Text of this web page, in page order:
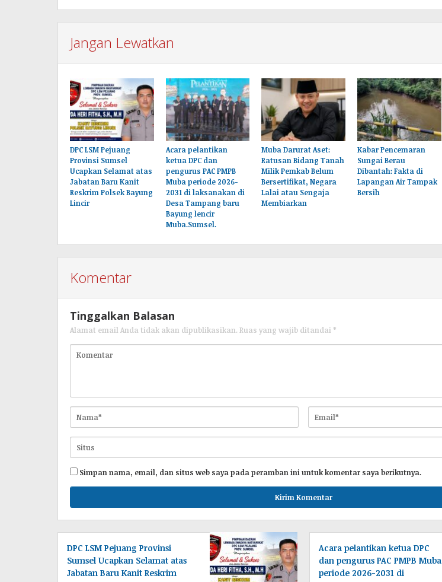
Jangan Lewatkan
DPC LSM Pejuang
Provinsi Sumsel
Ucapkan Selamat atas
Jabatan Baru Kanit
Reskrim Polsek Bayung
Lincir
Acara pelantikan
ketua DPC dan
pengurus PAC PMPB
Muba periode 2026-
2031 di laksanakan di
Desa Tampang baru
Bayung lencir
Muba.Sumsel.
Muba Darurat Aset:
Ratusan Bidang Tanah
Milik Pemkab Belum
Bersertifikat, Negara
Lalai atau Sengaja
Membiarkan
Kabar Pencemaran
Sungai Berau
Dibantah: Fakta di
Lapangan Air Tampak
Bersih
Komentar
Tinggalkan Balasan
Alamat email Anda tidak akan dipublikasikan. Ruas yang wajib ditandai *
Simpan nama, email, dan situs web saya pada peramban ini untuk komentar saya berikutnya.
DPC LSM Pejuang Provinsi
Sumsel Ucapkan Selamat atas
Jabatan Baru Kanit Reskrim
Acara pelantikan ketua DPC
dan pengurus PAC PMPB Muba
periode 2026-2031 di